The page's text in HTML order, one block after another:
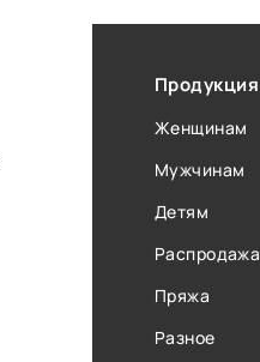
Продукция
Женщинам
Мужчинам
Детям
Распродажа
Пряжа
Разное